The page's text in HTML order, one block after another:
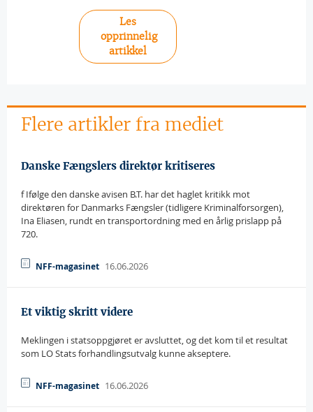
Les
opprinnelig
artikkel
Flere artikler fra mediet
Danske Fængslers direktør kritiseres
f Ifølge den danske avisen B.T. har det haglet kritikk mot
direktøren for Danmarks Fængsler (tidligere Kriminalforsorgen),
Ina Eliasen, rundt en transportordning med en årlig prislapp på
720.
NFF-magasinet 16.06.2026
Et viktig skritt videre
Meklingen i statsoppgjøret er avsluttet, og det kom til et resultat
som LO Stats forhandlingsutvalg kunne akseptere.
NFF-magasinet 16.06.2026